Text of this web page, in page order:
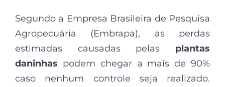
Segundo a Empresa Brasileira de Pesquisa
Agropecuária (Embrapa), as perdas
estimadas causadas pelas plantas
daninhas podem chegar a mais de 90%
caso nenhum controle seja realizado.